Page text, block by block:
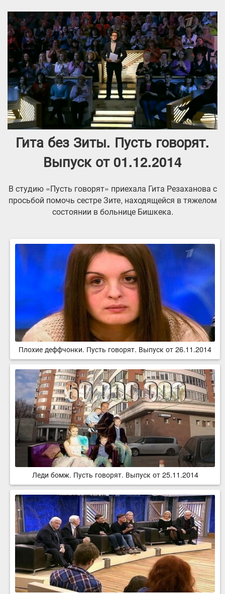
Гита без Зиты. Пусть говорят.
Выпуск от 01.12.2014
В студию «Пусть говорят» приехала Гита Резаханова с
просьбой помочь сестре Зите, находящейся в тяжелом
состоянии в больнице Бишкека.
Плохие деффчонки. Пусть говорят. Выпуск от 26.11.2014
Леди бомж. Пусть говорят. Выпуск от 25.11.2014